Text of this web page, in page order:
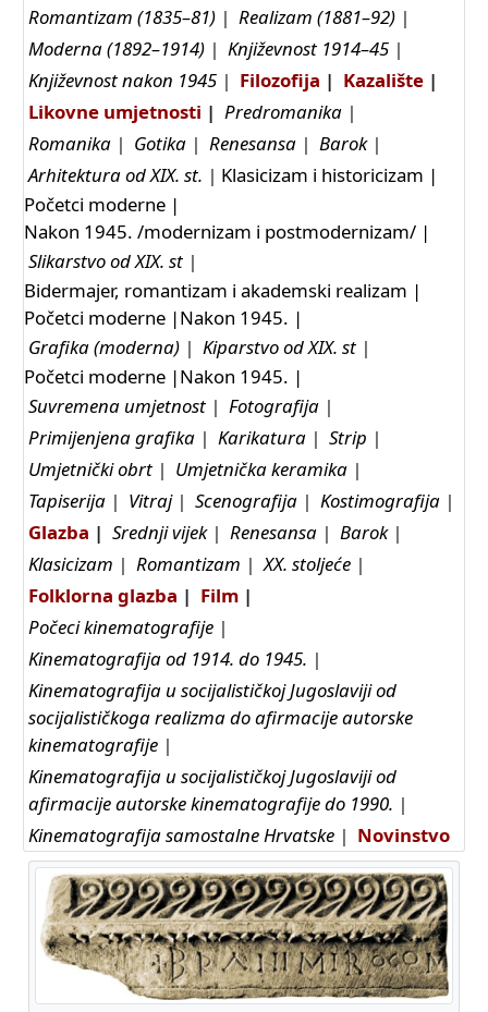
Romantizam (1835–81) | Realizam (1881–92) |
Moderna (1892–1914) | Književnost 1914–45 |
Književnost nakon 1945 | Filozofija | Kazalište |
Likovne umjetnosti | Predromanika |
Romanika | Gotika | Renesansa | Barok|
Arhitektura od XIX. st. | Klasicizam i historicizam |
Početci moderne |
Nakon 1945. /modernizam i postmodernizam/ |
Slikarstvo od XIX. st |
Bidermajer, romantizam i akademski realizam |
Početci moderne |Nakon 1945. |
Grafika (moderna) | Kiparstvo od XIX. st |
Početci moderne |Nakon 1945. |
Suvremena umjetnost | Fotografija |
Primijenjena grafika | Karikatura | Strip |
Umjetnički obrt | Umjetnička keramika |
Tapiserija | Vitraj| Scenografija | Kostimografija |
Glazba | Srednji vijek| Renesansa | Barok|
Klasicizam | Romantizam | XX. stoljeće |
Folklorna glazba | Film |
Počeci kinematografije |
Kinematografija od 1914. do 1945. |
Kinematografija u socijalističkoj Jugoslaviji od
socijalističkoga realizma do afirmacije autorske
kinematografije |
Kinematografija u socijalističkoj Jugoslaviji od
afirmacije autorske kinematografije do 1990. |
Kinematografija samostalne Hrvatske | Novinstvo